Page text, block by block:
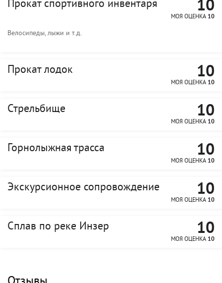
Прокат спортивного инвентаря 10
МОЯ ОЦЕНКА 10
Велосипеды, лыжи и т.д.
Прокат лодок 10
МОЯ ОЦЕНКА 10
Стрельбище 10
МОЯ ОЦЕНКА 10
Горнолыжная трасса 10
МОЯ ОЦЕНКА 10
Экскурсионное сопровождение 10
МОЯ ОЦЕНКА 10
Сплав по реке Инзер 10
МОЯ ОЦЕНКА 10